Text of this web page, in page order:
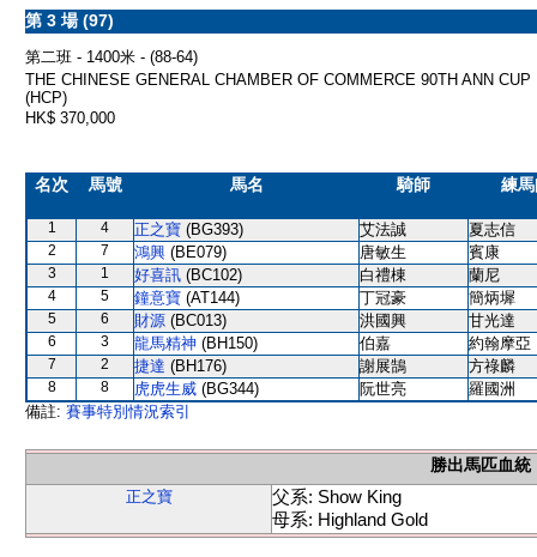
第 3 場 (97)
第二班 - 1400米 - (88-64)
THE CHINESE GENERAL CHAMBER OF COMMERCE 90TH ANN CUP
(HCP)
HK$ 370,000
名次 馬號 馬名 騎師 練
1 4 正之寶 (BG393) 艾法誠 夏志信
2 7 鴻興 (BE079) 唐敏生 賓康
3 1 好喜訊 (BC102) 白禮棟 蘭尼
4 5 鐘意寶 (AT144) 丁冠豪 簡炳墀
5 6 財源 (BC013) 洪國興 甘光達
6 3 龍馬精神 (BH150) 伯嘉 約翰摩亞
7 2 捷達 (BH176) 謝展鵠 方祿麟
8 8 虎虎生威 (BG344) 阮世亮
羅國洲
備註: 賽事特別情況索引
勝出馬匹血統
正之寶
父系: Show King
母系: Highland Gold